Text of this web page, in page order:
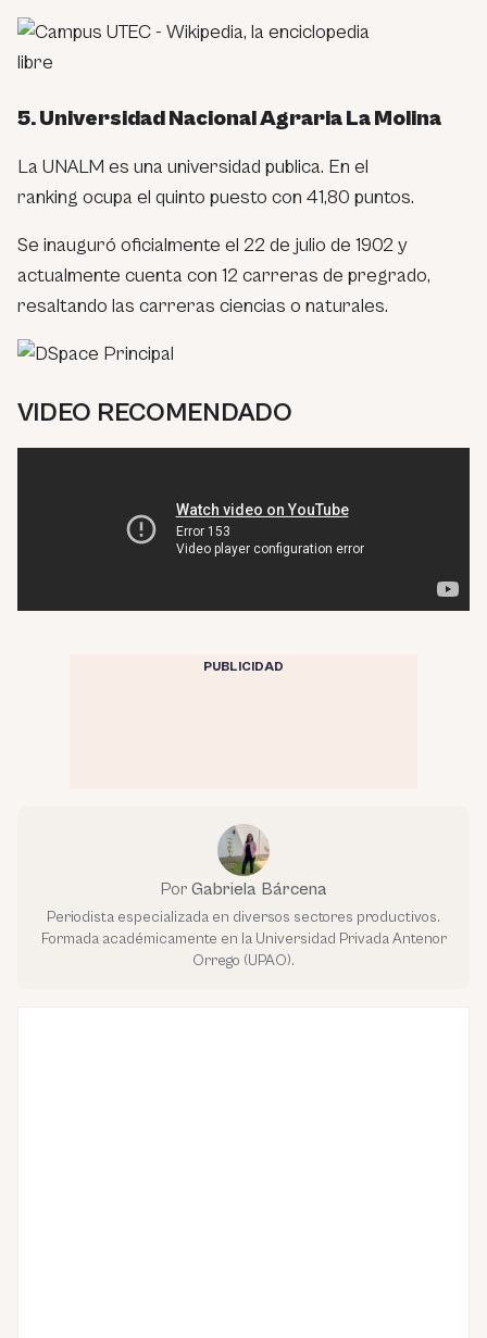
5. Universidad Nacional Agraria La Molina
La UNALM es una universidad publica. En el
ranking ocupa el quinto puesto con 41,80 puntos.
Se inauguró oficialmente el 22 de julio de 1902 y
actualmente cuenta con 12 carreras de pregrado,
resaltando las carreras ciencias o naturales.
VIDEO RECOMENDADO
PUBLICIDAD
Por Gabriela Bárcena
Periodista especializada en diversos sectores productivos.
Formada académicamente en la Universidad Privada Antenor
Orrego (UPAO).